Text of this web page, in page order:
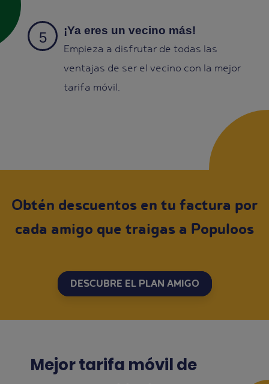
¡Ya eres un vecino más!
Empieza a disfrutar de todas las
ventajas de ser el vecino con la mejor
tarifa móvil.
Obtén descuentos en tu factura por
cada amigo que traigas a Populoos
DESCUBRE EL PLAN AMIGO
Mejor tarifa móvil de